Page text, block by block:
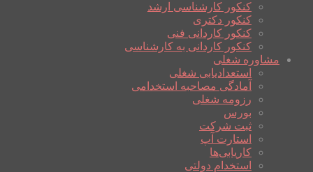
کنکور کارشناسی ارشد
کنکور دکتری
کنکور کاردانی فنی
کنکور کاردانی به کارشناسی
مشاوره شغلی
استعدادیابی شغلی
آمادگی مصاحبه استخدامی
رزومه شغلی
بورس
ثبت شرکت
استارت آپ
کاریابی‌ها
استخدام دولتی